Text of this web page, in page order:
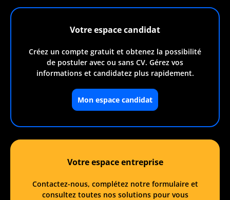
Votre espace candidat
Créez un compte gratuit et obtenez la possibilité
de postuler avec ou sans CV. Gérez vos
informations et candidatez plus rapidement.
Mon espace candidat
Votre espace entreprise
Contactez-nous, complétez notre formulaire et
consultez toutes nos solutions pour vous